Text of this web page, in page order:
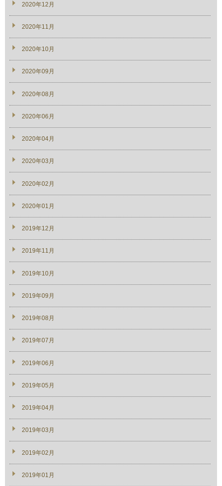
2020年12月
2020年11月
2020年10月
2020年09月
2020年08月
2020年06月
2020年04月
2020年03月
2020年02月
2020年01月
2019年12月
2019年11月
2019年10月
2019年09月
2019年08月
2019年07月
2019年06月
2019年05月
2019年04月
2019年03月
2019年02月
2019年01月